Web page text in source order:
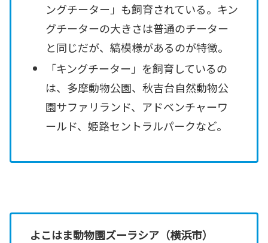
ングチーター」も飼育されている。キン
グチーターの大きさは普通のチーター
と同じだが、縞模様があるのが特徴。
「キングチーター」を飼育しているの
は、多摩動物公園、秋吉台自然動物公
園サファリランド、アドベンチャーワ
ールド、姫路セントラルパークなど。
よこはま動物園ズーラシア（横浜市）